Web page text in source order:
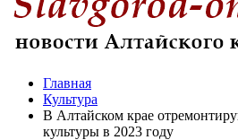
Главная
Культура
В Алтайском крае
культуры в 2023 году